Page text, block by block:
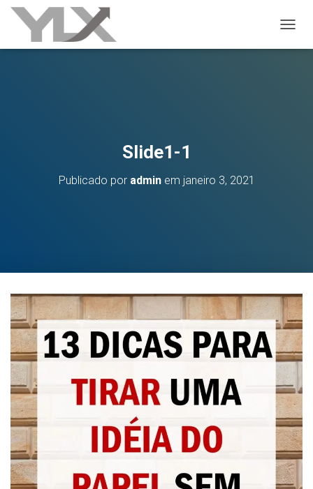
Slide1-1
Publicado por adminem janeiro 3, 2021